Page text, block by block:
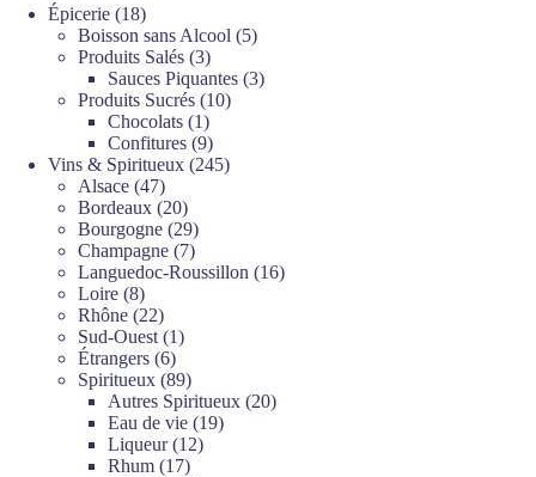
Épicerie 1818
produits
Boisson sans Alcool 55
Produits Salés 33
produits
Sauces Piquantes 33
Produits Sucrés 1010
Chocolats 11
produit
Confitures 99
produits
Vins & Spiritueux 245245
Alsace 4747
produits
Bordeaux 2020
produits
Bourgogne 2929
produits
Champagne 77
produits
Languedoc-Roussillon 1616
Loire 88
produits
Rhône 2222
produits
Sud-Ouest 11
Étrangers 66
produits
Spiritueux 8989
produits
Autres Spiritueux 2020
Eau de vie 1919
Liqueur 1212
Rhum 1717